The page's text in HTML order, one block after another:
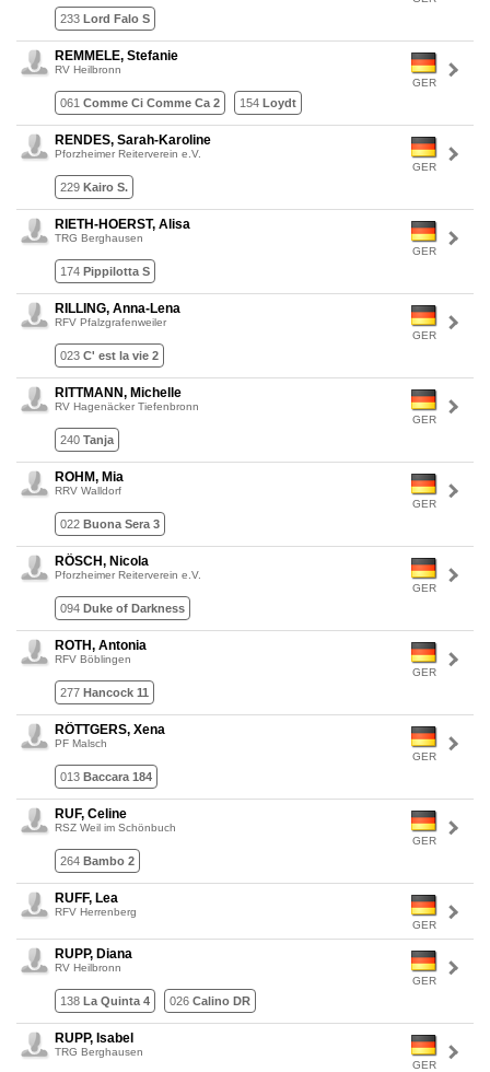
233 Lord Falo S
GER
REMMELE, Stefanie
RV Heilbronn
061 Comme Ci Comme Ca 2 154 Loydt
GER
RENDES, Sarah-Karoline
Pforzheimer Reiterverein e.V.
229 Kairo S.
GER
RIETH-HOERST, Alisa
TRG Berghausen
174 Pippilotta S
GER
RILLING, Anna-Lena
RFV Pfalzgrafenweiler
023 C' est la vie 2
GER
RITTMANN, Michelle
RV Hagenäcker Tiefenbronn
240 Tanja
GER
ROHM, Mia
RRV Walldorf
022 Buona Sera 3
GER
RÖSCH, Nicola
Pforzheimer Reiterverein e.V.
094 Duke of Darkness
GER
ROTH, Antonia
RFV Böblingen
277 Hancock 11
GER
RÖTTGERS, Xena
PF Malsch
013 Baccara 184
GER
RUF, Celine
RSZ Weil im Schönbuch
264 Bambo 2
GER
RUFF, Lea
RFV Herrenberg
GER
RUPP, Diana
RV Heilbronn
138 La Quinta 4 026 Calino DR
GER
RUPP, Isabel
TRG Berghausen